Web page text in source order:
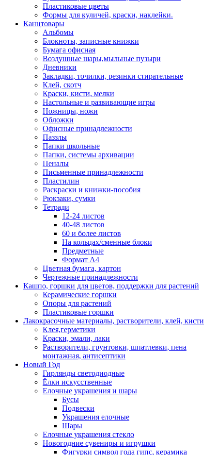
Пластиковые цветы
Формы для куличей, краски, наклейки.
Канцтовары
Альбомы
Блокноты, записные книжки
Бумага офисная
Воздушные шары,мыльные пузыри
Дневники
Закладки, точилки, резинки стирательные
Клей, скотч
Краски, кисти, мелки
Настольные и развивающие игры
Ножницы, ножи
Обложки
Офисные принадлежности
Паззлы
Папки школьные
Папки, системы архивации
Пеналы
Письменные принадлежности
Пластилин
Раскраски и книжки-пособия
Рюкзаки, сумки
Тетради
12-24 листов
40-48 листов
60 и более листов
На кольцах/сменные блоки
Предметные
Формат А4
Цветная бумага, картон
Чертежные принадлежности
Кашпо, горшки для цветов, поддержки для растений
Керамические горшки
Опоры для растений
Пластиковые горшки
Лакокрасочные материалы, растворители, клей, кисти
Клея,герметики
Краски, эмали, лаки
Растворители, грунтовки, шпатлевки, пена
монтажная, антисептики
Новый Год
Гирлянды светодиодные
Ёлки искусственные
Елочные украшения и шары
Бусы
Подвески
Украшения елочные
Шары
Елочные украшения стекло
Новогодние сувениры и игрушки
Фигурки символ года гипс, керамика